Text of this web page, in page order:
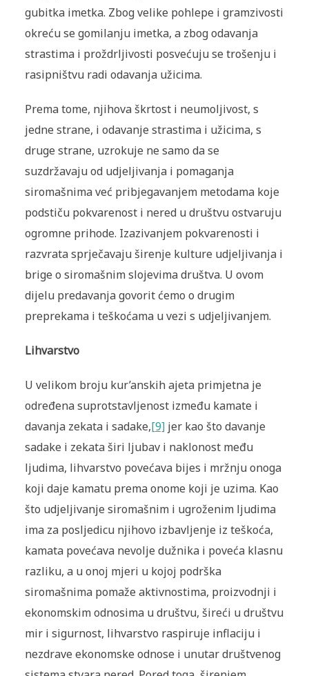
gubitka imetka. Zbog velike pohlepe i gramzivosti
okreću se gomilanju imetka, a zbog odavanja
strastima i proždrljivosti posvećuju se trošenju i
rasipništvu radi odavanja užicima.
Prema tome, njihova škrtost i neumoljivost, s
jedne strane, i odavanje strastima i užicima, s
druge strane, uzrokuje ne samo da se
suzdržavaju od udjeljivanja i pomaganja
siromašnima već pribjegavanjem metodama koje
podstiču pokvarenost i nered u društvu ostvaruju
ogromne prihode. Izazivanjem pokvarenosti i
razvrata sprječavaju širenje kulture udjeljivanja i
brige o siromašnim slojevima društva. U ovom
dijelu predavanja govorit ćemo o drugim
preprekama i teškoćama u vezi s udjeljivanjem.
Lihvarstvo
U velikom broju kur’anskih ajeta primjetna je
određena suprotstavljenost između kamate i
davanja zekata i sadake,[9]jer kao što davanje
sadake i zekata širi ljubav i naklonost među
ljudima, lihvarstvo povećava bijes i mržnju onoga
koji daje kamatu prema onome koji je uzima. Kao
što udjeljivanje siromašnim i ugroženim ljudima
ima za posljedicu njihovo izbavljenje iz teškoća,
kamata povećava nevolje dužnika i poveća klasnu
razliku, a u onoj mjeri u kojoj podrška
siromašnima pomaže aktivnostima, proizvodnji i
ekonomskim odnosima u društvu, šireći u društvu
mir i sigurnost, lihvarstvo raspiruje inflaciju i
nezdrave ekonomske odnose i unutar društvenog